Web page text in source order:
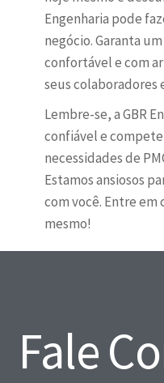
Engenharia pode
negócio. Garanta
confortável e com
seus colaboradores
Lembre-se, a GBR
confiável e
necessidades de
Estamos ansiosos
com você. Entre em
mesmo!
Fale